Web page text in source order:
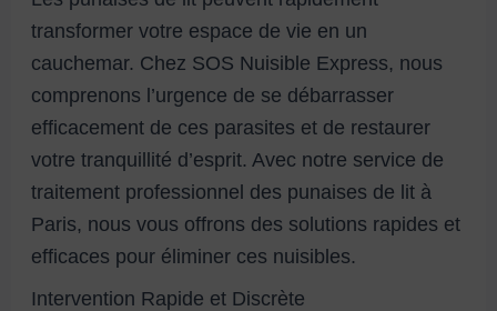
transformer votre espace de vie en un
cauchemar. Chez SOS Nuisible Express, nous
comprenons l’urgence de se débarrasser
efficacement de ces parasites et de restaurer
votre tranquillité d’esprit. Avec notre service de
traitement professionnel des punaises de lit à
Paris, nous vous offrons des solutions rapides et
efficaces pour éliminer ces nuisibles.
Intervention Rapide et Discrète